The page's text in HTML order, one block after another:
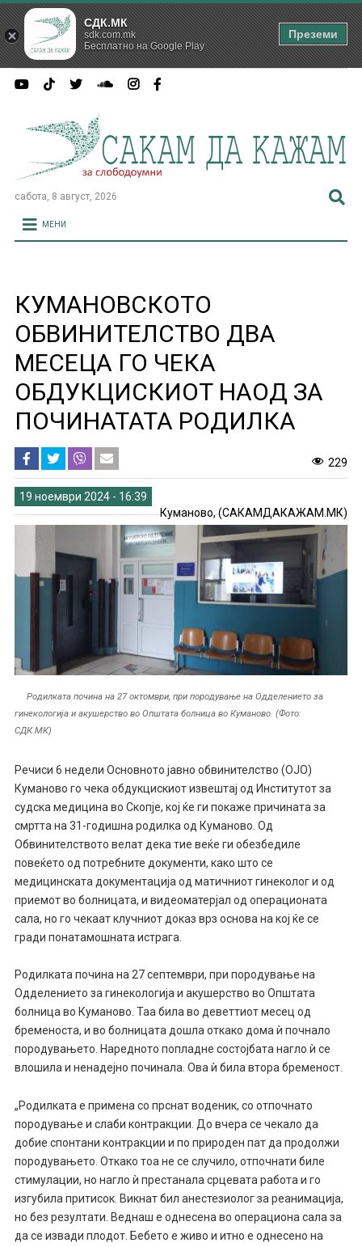
сабота, 8 август, 2026
МЕНИ
КУМАНОВСКОТО
ОБВИНИТЕЛСТВО ДВА
МЕСЕЦА ГО ЧЕКА
ОБДУКЦИСКИОТ НАОД ЗА
ПОЧИНАТАТА РОДИЛКА
229
19 ноември 2024 - 16:39
Куманово, (САКАМДАКАЖАМ.МК)
Родилката почина на 27 октомври, при породување на Одделението за
гинекологија и акушерство во Општата болница во Куманово. (Фото:
СДК.МК)
Речиси 6 недели Основното јавно обвинителство (ОЈО)
Куманово го чека обдукцискиот извештај од Институтот за
судска медицина во Скопје, кој ќе ги покаже причината за
смртта на 31-годишна родилка од Куманово. Од
Обвинителството велат дека тие веќе ги обезбедиле
повеќето од потребните документи, како што се
медицинската документација од матичниот гинеколог и од
приемот во болницата, и видеоматерјал од операционата
сала, но го чекаат клучниот доказ врз основа на кој ќе се
гради понатамошната истрага.
Родилката почина на 27 септември, при породување на
Одделението за гинекологија и акушерство во Општата
болница во Куманово. Таа била во деветтиот месец од
бременоста, и во болницата дошла откако дома ѝ почнало
породувањето. Наредното попладне состојбата нагло ѝ се
влошила и ненадејно починала. Ова ѝ била втора бременост.
„Родилката е примена со прснат воденик, со отпочнато
породување и слаби контракции. До вчера се чекало да
добие спонтани контракции и по природен пат да продолжи
породувањето. Откако тоа не се случило, отпочнати биле
стимулации, но нагло ѝ престанала срцевата работа и го
изгубила притисок. Викнат бил анестезиолог за реанимација,
но без резултати. Веднаш е однесена во операциона сала за
да се извади плодот. Бебето е живо и итно е однесено на
СДК.МК
sdk.com.mk
Бесплатно на Google Play
Преземи